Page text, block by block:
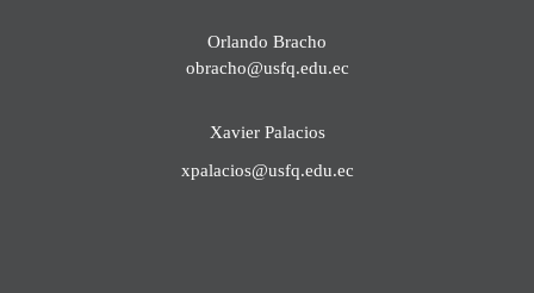
Orlando Bracho
obracho@usfq.edu.ec
Xavier Palacios
xpalacios@usfq.edu.ec